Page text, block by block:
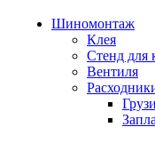
Шиномонтаж
Клея
Стенд для
Вентиля